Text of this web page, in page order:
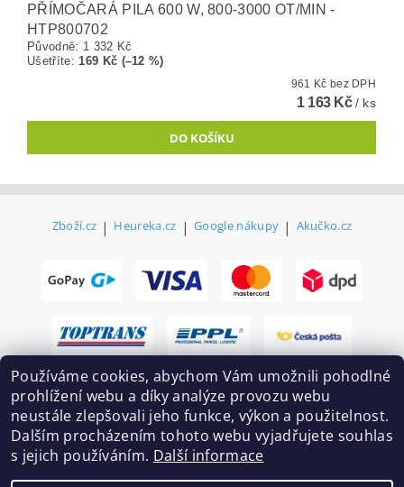
PŘÍMOČARÁ PILA 600 W, 800-3000 OT/MIN -
HTP800702
Původně: 1 332 Kč
Ušetříte: 169 Kč (–12 %)
961 Kč bez DPH
1 163 Kč/ ks
Zboží.cz | Heureka.cz | Google nákupy | Akučko.cz
Používáme cookies, abychom Vám umožnili pohodlné
prohlížení webu a díky analýze provozu webu
neustále zlepšovali jeho funkce, výkon a použitelnost.
Dalším procházením tohoto webu vyjadřujete souhlas
s jejich používáním. Další informace